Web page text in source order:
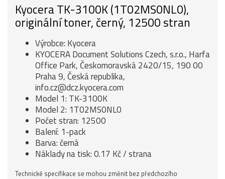
Kyocera TK-3100K (1T02MS0NL0),
originální toner, černý, 12500 stran
Výrobce: Kyocera
KYOCERA Document Solutions Czech, s.r.o., Harfa
Office Park, Českomoravská 2420/15, 190 00
Praha 9, Česká republika,
info.cz@dcz.kyocera.com
Model 1: TK-3100K
Model 2: 1T02MS0NL0
Počet stran: 12500
Balení: 1-pack
Barva: černá
Náklady na tisk: 0.17 Kč / strana
Technické specifikace se mohou změnit bez předchozího